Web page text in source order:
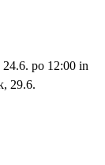
po 12:00 in
29.6.